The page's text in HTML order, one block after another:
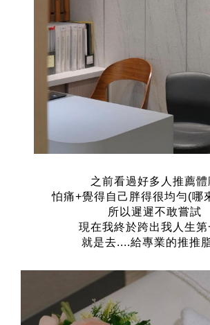
之前看過好多人推薦體
怕痛+覺得自己胖得很均勻(哪
所以遲遲不敢嘗試
現在我終於跨出我人生第
就是去....給專業的推推